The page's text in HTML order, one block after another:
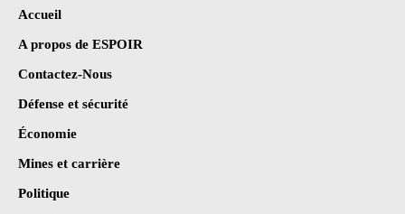
Accueil
A propos de ESPOIR
Contactez-Nous
Défense et sécurité
Économie
Mines et carrière
Politique